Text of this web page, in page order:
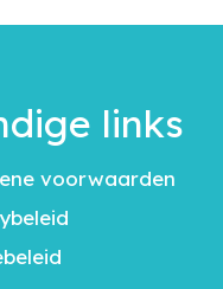
links
voorwaarden